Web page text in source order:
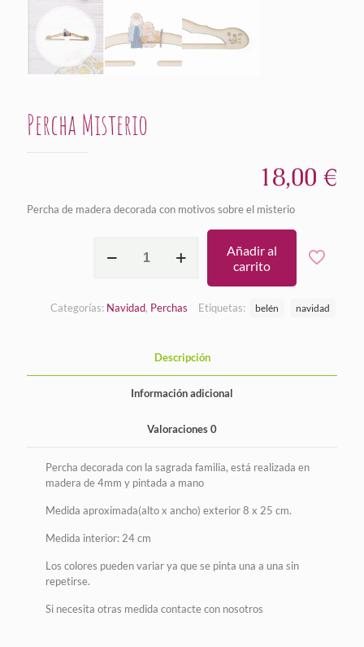
Percha Misterio
18,00 €
Percha de madera decorada con motivos sobre el misterio
Misterio
Añadir al
carrito
Categorías: Navidad, Perchas Etiquetas: belén navidad
Descripción
Información adicional
Valoraciones0
Percha decorada con la sagrada familia, está realizada en
madera de 4mm y pintada a mano
Medida aproximada(alto x ancho) exterior 8 x 25 cm.
Medida interior: 24 cm
Los colores pueden variar ya que se pinta una a una sin
repetirse.
Si necesita otras medida contacte con nosotros